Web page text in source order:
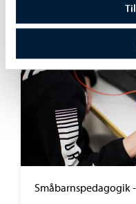
Småbarnspedagogik -